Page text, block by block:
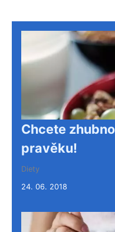
Chcete
pravěku!
Diety
24. 06. 2018